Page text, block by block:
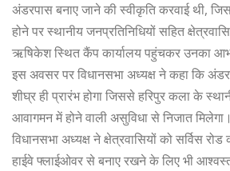
अंडरपास बनाए जाने की स्वीकृति करवाई थी,
होने पर स्थानीय जनप्रतिनिधियों सहित
ऋषिकेश स्थित कैंप कार्यालय पहुंचकर उनका
इस अवसर पर विधानसभा अध्यक्ष ने कहा कि
शीघ्र ही प्रारंभ होगा जिससे हरिपुर कला के
आवागमन में होने वाली असुविधा से निजात
विधानसभा अध्यक्ष ने क्षेत्रवासियों को सर्विस
हाईवे फ्लाईओवर से बनाए रखने के लिए भी